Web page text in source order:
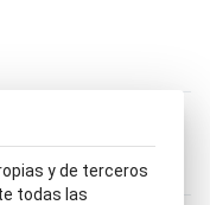
y de terceros
todas las